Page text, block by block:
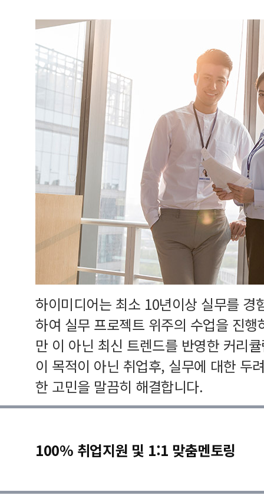
하이미디어는 최소 10년이상 실무를 경
하여 실무 프로젝트 위주의 수업을 진
만 이 아닌 최신 트렌드를 반영한 커리
이 목적이 아닌 취업후, 실무에 대한 두
한 고민을 말끔히 해결합니다.
100% 취업지원 및 1:1 맞춤멘토링